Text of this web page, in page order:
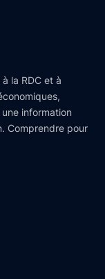
la RDC et à
information
Comprendre pour